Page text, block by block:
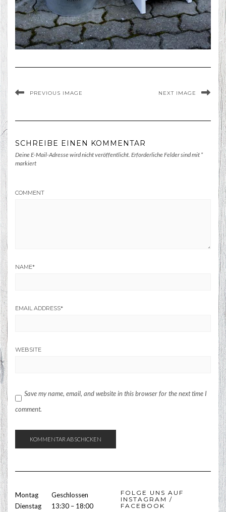
PREVIOUS IMAGE NEXT IMAGE
SCHREIBE EINEN KOMMENTAR
Deine E-Mail-Adresse wird nicht veröffentlicht. Erforderliche Felder sind mit *
markiert
COMMENT
NAME*
EMAIL ADDRESS*
WEBSITE
Save my name, email, and website in this browser for the next time I
comment.
Montag
Geschlossen
Dienstag
13:30 – 18:00
FOLGE UNS AUF
INSTAGRAM /
FACEBOOK